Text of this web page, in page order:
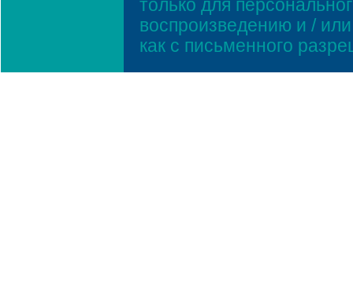
только для
воспроизведению и /
как с письменного